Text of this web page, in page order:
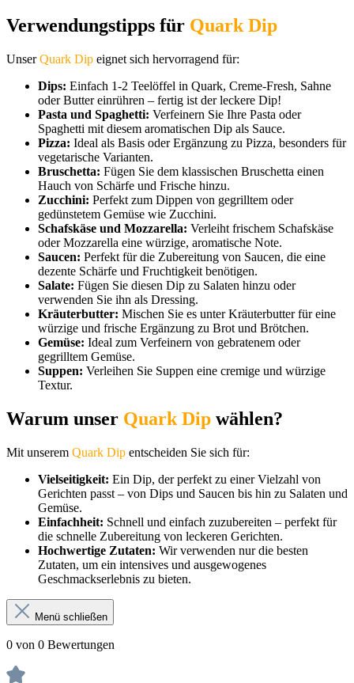
Verwendungstipps für Quark Dip
UnserQuark Dip eignet sich hervorragend für:
Dips: Einfach 1-2 Teelöffel in Quark, Creme-Fresh, Sahne
oder Butter einrühren – fertig ist der leckere Dip!
Pasta und Spaghetti: Verfeinern Sie Ihre Pasta oder
Spaghetti mit diesem aromatischen Dip als Sauce.
Pizza: Ideal als Basis oder Ergänzung zu Pizza, besonders für
vegetarische Varianten.
Bruschetta: Fügen Sie dem klassischen Bruschetta einen
Hauch von Schärfe und Frische hinzu.
Zucchini: Perfekt zum Dippen von gegrilltem oder
gedünstetem Gemüse wie Zucchini.
Schafskäse und Mozzarella: Verleiht frischem Schafskäse
oder Mozzarella eine würzige, aromatische Note.
Saucen: Perfekt für die Zubereitung von Saucen, die eine
dezente Schärfe und Fruchtigkeit benötigen.
Salate: Fügen Sie diesen Dip zu Salaten hinzu oder
verwenden Sie ihn als Dressing.
Kräuterbutter: Mischen Sie es unter Kräuterbutter für eine
würzige und frische Ergänzung zu Brot und Brötchen.
Gemüse: Ideal zum Verfeinern von gebratenem oder
gegrilltem Gemüse.
Suppen: Verleihen Sie Suppen eine cremige und würzige
Textur.
Warum unser Quark Dip wählen?
Mit unserem Quark Dip entscheiden Sie sich für:
Vielseitigkeit: Ein Dip, der perfekt zu einer Vielzahl von
Gerichten passt – von Dips und Saucen bis hin zu Salaten und
Gemüse.
Einfachheit: Schnell und einfach zuzubereiten – perfekt für
die schnelle Zubereitung von leckeren Gerichten.
Hochwertige Zutaten: Wir verwenden nur die besten
Zutaten, um ein intensives und ausgewogenes
Geschmackserlebnis zu bieten.
Menü schließen
0 von 0 Bewertungen